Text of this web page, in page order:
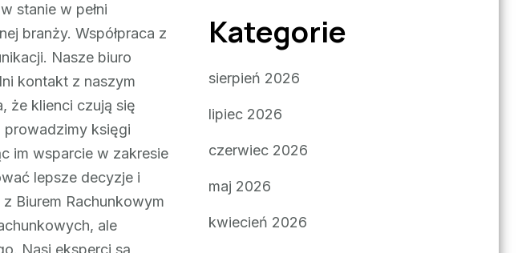
stanie w pełni
branży. Współpraca z
Nasze biuro
kontakt z naszym
że klienci czują się
prowadzimy księgi
im wsparcie w zakresie
lepsze decyzje i
Biurem Rachunkowym
ale
Kategorie
sierpień 2026
lipiec 2026
czerwiec 2026
maj 2026
kwiecień 2026